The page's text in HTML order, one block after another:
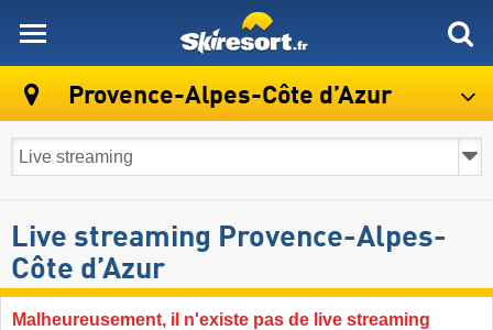
Provence-Alpes-Côte d’Azur
Live streaming Provence-Alpes-
Côte d’Azur
Malheureusement, il n'existe pas de live streaming